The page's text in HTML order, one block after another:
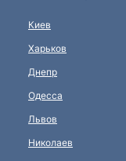
Киев
Харьков
Днепр
Одесса
Львов
Николаев